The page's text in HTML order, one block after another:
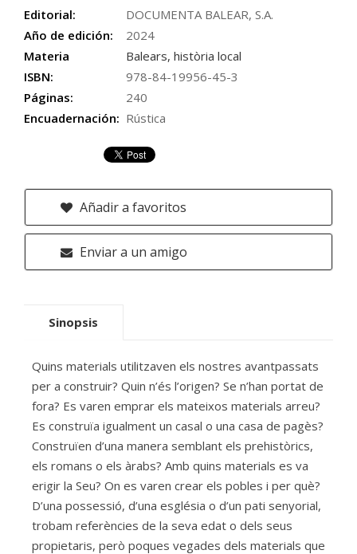
Editorial:
DOCUMENTA BALEAR, S.A.
Año de edición:
2024
Materia
Balears, història local
ISBN:
978-84-19956-45-3
Páginas:
240
Encuadernación: Rústica
Añadir a favoritos
Enviar a un amigo
Sinopsis
Quins materials utilitzaven els nostres avantpassats
per a construir? Quin n’és l’origen? Se n’han portat de
fora? Es varen emprar els mateixos materials arreu?
Es construïa igualment un casal o una casa de pagès?
Construïen d’una manera semblant els prehistòrics,
els romans o els àrabs? Amb quins materials es va
erigir la Seu? On es varen crear els pobles i per què?
D’una possessió, d’una església o d’un pati senyorial,
trobam referències de la seva edat o dels seus
propietaris, però poques vegades dels materials que